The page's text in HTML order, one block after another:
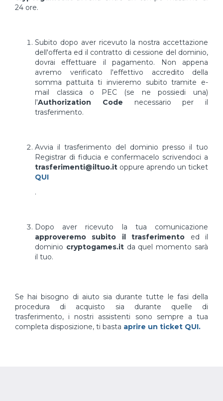
24 ore.
Subito dopo aver ricevuto la nostra accettazione
dell'offerta ed il contratto di cessione del dominio,
dovrai effettuare il pagamento. Non appena
avremo verificato l'effettivo accredito della
somma pattuita ti invieremo subito tramite e-
mail classica o PEC (se ne possiedi una)
l'Authorization Code necessario per il
trasferimento.
Avvia il trasferimento del dominio presso il tuo
Registrar di fiducia e confermacelo scrivendoci a
trasferimenti@iltuo.it oppure aprendo un ticket
QUI
.
Dopo aver ricevuto la tua comunicazione
approveremo subito il trasferimento ed il
dominio cryptogames.itda quel momento sarà
il tuo.
Se hai bisogno di aiuto sia durante tutte le fasi della
procedura di acquisto sia durante quelle di
trasferimento, i nostri assistenti sono sempre a tua
completa disposizione, ti basta aprire un ticket QUI.